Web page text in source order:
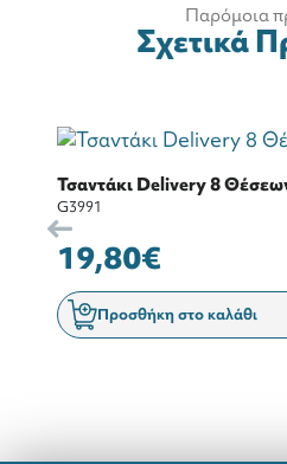
Παρόμοια
Σχετικά
Τσαντάκι Delivery 8
G3991
19,80€
Προσθήκη στο καλάθι